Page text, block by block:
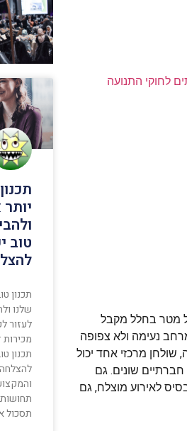
לחוקי התנועה
מטר בחלל מקבל
נעימה ולא צפופה
שולחן מרכזי אחד יכול
שונים. גם
לאירוע מוצלח, גם
טוב
תכנון
שלנו
לעזור
תכנון
תסכול